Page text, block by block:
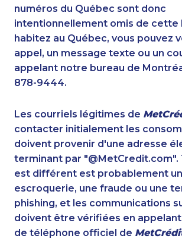
1-514-788-4922
1-647-
1-587-328-6529
1-778-
1-514-448-1285
1-647-
1-905-858-1389
1-587-
1-844-330-0581
1-778-
1-778-760-1275
1-902-482-9253
1-780-
1-780-424-0557
1-587-
1-778-760-1293
1-647-
1-438-289-3507
1-780-
1-587-316-3416
1-905-
1-778-404-7747
1-877-677-8068
1-902-
1-604-
numéros du Québec sont donc
intentionnellement omis de cette
habitez au Québec, vous pouvez
appel, un message texte ou un
appelant notre bureau de
878-9444.
Les courriels légitimes de
contacter initialement les
doivent provenir d'une adresse
terminant par "@MetCredit.com".
est différent est probablement
escroquerie, une fraude ou une
phishing, et les communications
doivent être vérifiées en
de téléphone officiel de